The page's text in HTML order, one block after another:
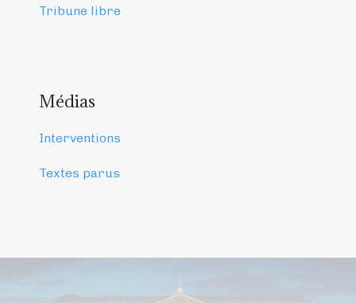
Tribune libre
Médias
Interventions
Textes parus